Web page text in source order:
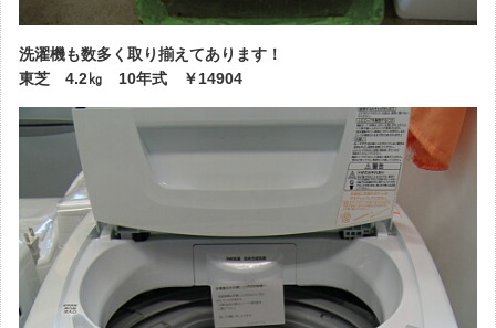
洗濯機も数多く取り揃えてあります！
東芝 4.2㎏ 10年式 ￥14904